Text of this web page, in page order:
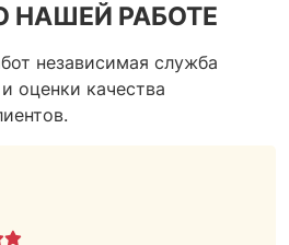
НАШЕЙ РАБОТЕ
независимая служба
оценки качества